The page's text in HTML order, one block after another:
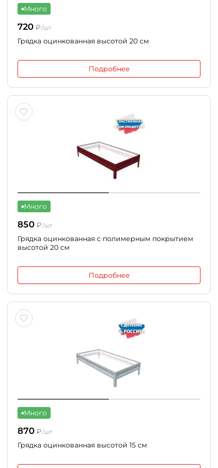
Много
720 ₽/шт
Грядка оцинкованная высотой 20 см
Подробнее
Много
850 ₽/шт
Грядка оцинкованная с полимерным покрытием
высотой 20 см
Подробнее
Много
870 ₽/шт
Грядка оцинкованная высотой 15 см